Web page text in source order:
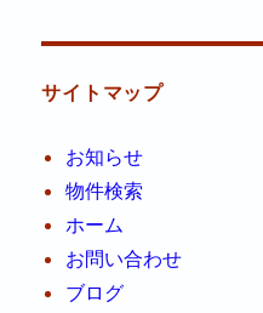
サイトマップ
お知らせ
物件検索
ホーム
お問い合わせ
ブログ